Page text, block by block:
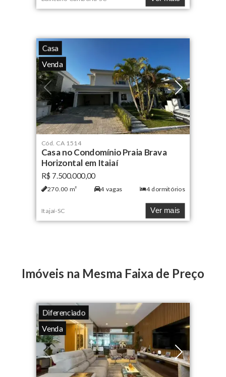
Casa
Venda
Cód. CA 1514
Casa no Condomínio Praia Brava
Horizontal em Itajaí
R$ 7.500.000,00
270.00 m² 4vagas 4dormitórios
Itajaí-SC Ver mais
Imóveis na Mesma Faixa de Preço
Diferenciado
Venda